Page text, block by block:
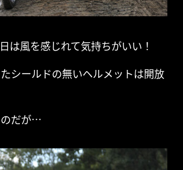
は風を感じれて気持ちがいい！
シールドの無いヘルメットは開放
のだが…